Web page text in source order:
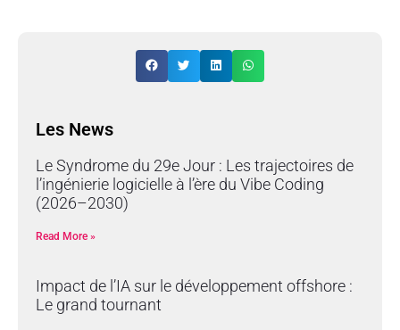
Les News
Le Syndrome du 29e Jour : Les trajectoires de
l’ingénierie logicielle à l’ère du Vibe Coding
(2026–2030)
Read More »
Impact de l’IA sur le développement offshore :
Le grand tournant